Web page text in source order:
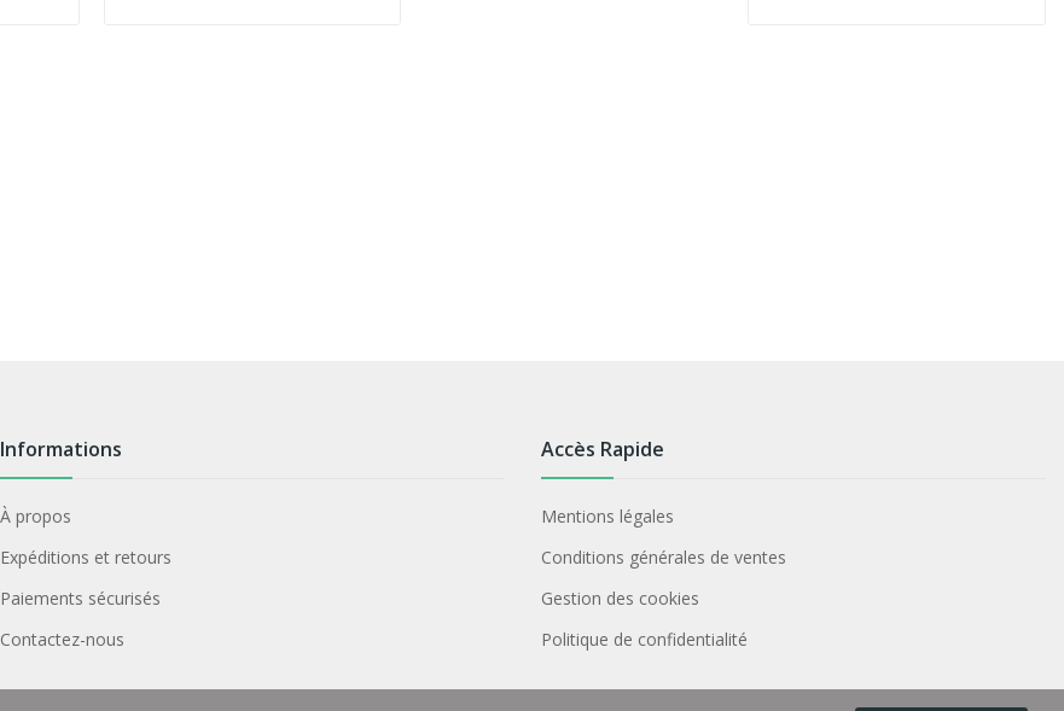
Informations
À propos
Expéditions et retours
Paiements sécurisés
Contactez-nous
Accès Rapide
Mentions légales
Conditions générales de ventes
Gestion des cookies
Politique de confidentialité